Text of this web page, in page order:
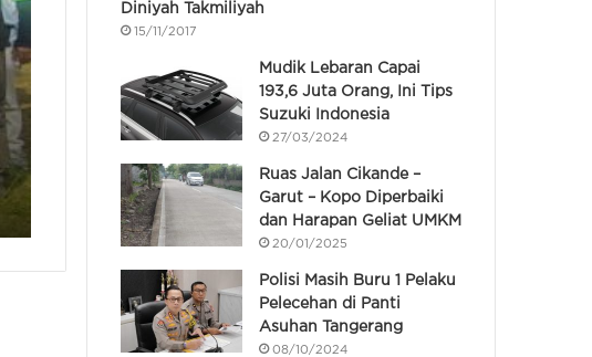
Diniyah Takmiliyah
15/11/2017
Mudik Lebaran Capai
193,6 Juta Orang, Ini Tips
Suzuki Indonesia
27/03/2024
Ruas Jalan Cikande –
Garut – Kopo Diperbaiki
dan Harapan Geliat UMKM
20/01/2025
Polisi Masih Buru 1 Pelaku
Pelecehan di Panti
Asuhan Tangerang
08/10/2024